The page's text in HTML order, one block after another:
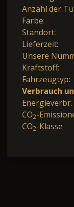
Anzahl der
Farbe:
Standort:
Lieferzeit:
Unsere
Kraftstoff:
Fahrzeugtyp:
Verbrauch
Energieverbr.
CO2-
CO2-Klasse